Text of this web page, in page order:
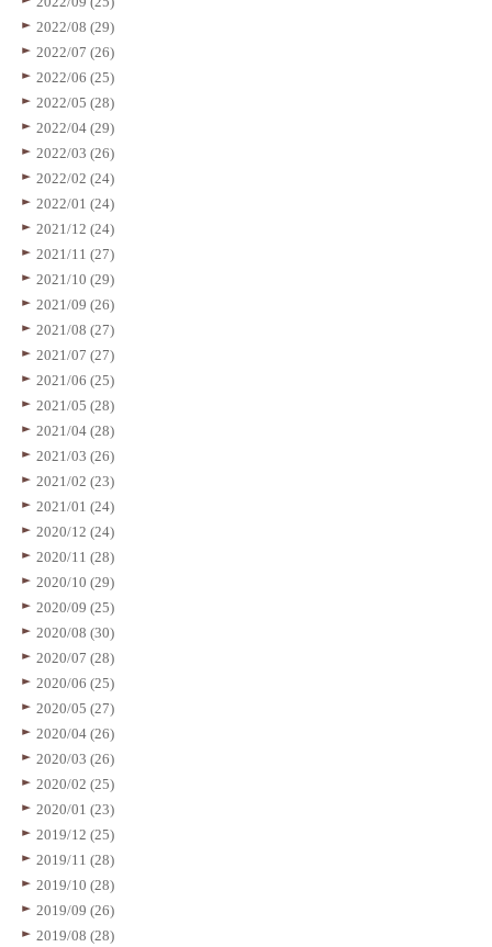
2022/08 (29)
2022/07 (26)
2022/06 (25)
2022/05 (28)
2022/04 (29)
2022/03 (26)
2022/02 (24)
2022/01 (24)
2021/12 (24)
2021/11 (27)
2021/10 (29)
2021/09 (26)
2021/08 (27)
2021/07 (27)
2021/06 (25)
2021/05 (28)
2021/04 (28)
2021/03 (26)
2021/02 (23)
2021/01 (24)
2020/12 (24)
2020/11 (28)
2020/10 (29)
2020/09 (25)
2020/08 (30)
2020/07 (28)
2020/06 (25)
2020/05 (27)
2020/04 (26)
2020/03 (26)
2020/02 (25)
2020/01 (23)
2019/12 (25)
2019/11 (28)
2019/10 (28)
2019/09 (26)
2019/08 (28)